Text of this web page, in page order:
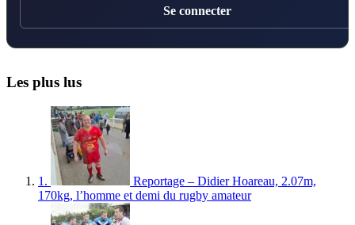
Se connecter
Les plus lus
1.
Reportage – Didier Hoareau, 2.07m,
170kg, l’homme et demi du rugby amateur